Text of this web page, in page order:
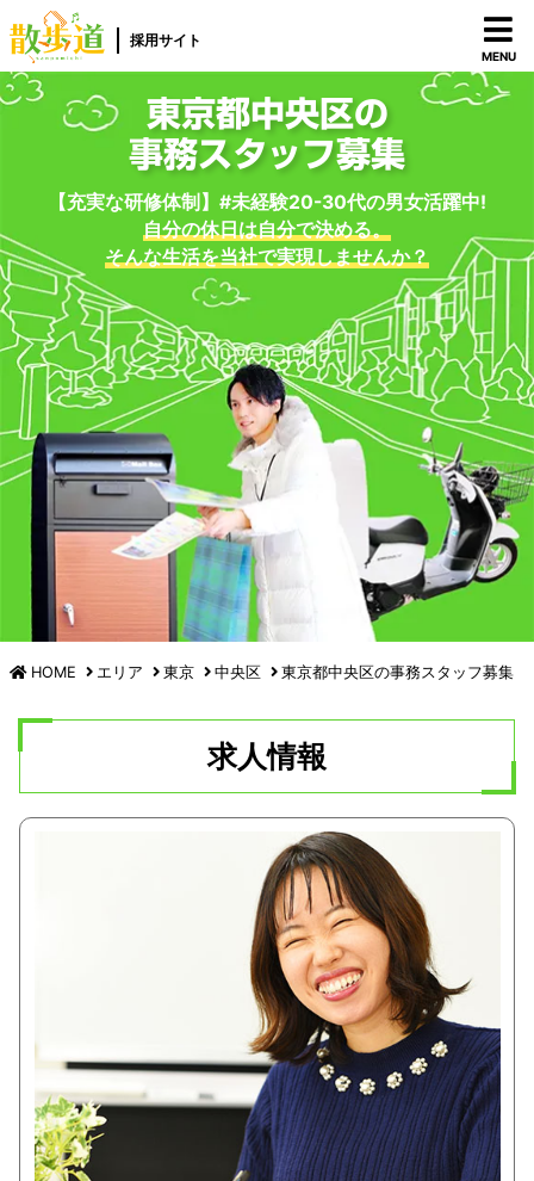
採用サイト
MENU
東京都中央区の
事務スタッフ募集
【充実な研修体制】#未経験20-30代の男女活躍中!
自分の休日は自分で決める。
そんな生活を当社で実現しませんか？
HOME エリア 東京 中央区 東京都中央区の事務スタッフ募集
求人情報